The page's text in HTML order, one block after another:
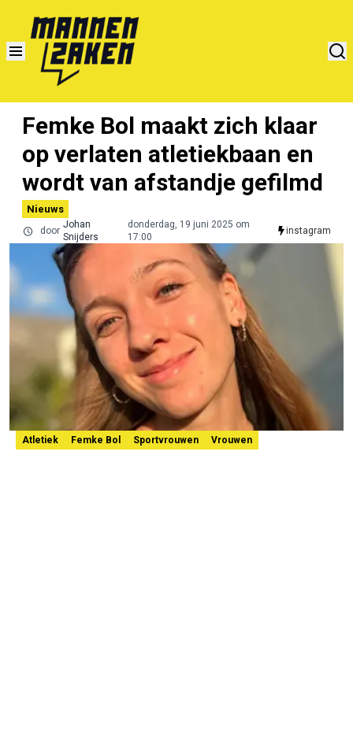
Femke Bol maakt zich klaar
op verlaten atletiekbaan en
wordt van afstandje gefilmd
Nieuws
door
Johan
Snijders
donderdag, 19 juni 2025 om
17:00
instagram
Atletiek Femke Bol Sportvrouwen Vrouwen